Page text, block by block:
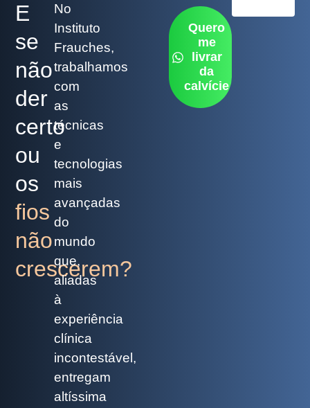
E
se
não
der
certo
ou
os
fios
não
crescerem?
No
Instituto
Frauches,
trabalhamos
com
as
técnicas
e
tecnologias
mais
avançadas
do
mundo
que,
aliadas
à
experiência
clínica
incontestável,
entregam
altíssima
Quero
me
livrar
da
calvície